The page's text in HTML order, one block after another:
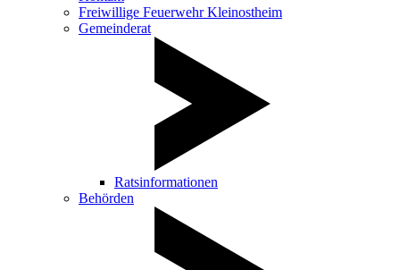
Freiwillige Feuerwehr Kleinostheim
Gemeinderat
Ratsinformationen
Behörden